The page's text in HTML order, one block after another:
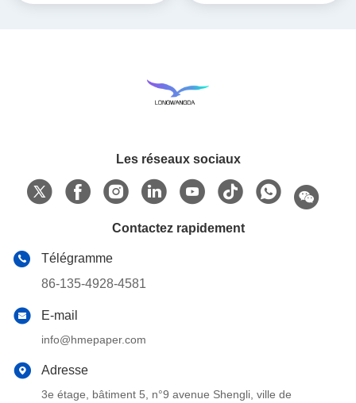
Les réseaux sociaux
Contactez rapidement
Télégramme
86-135-4928-4581
E-mail
info@hmepaper.com
Adresse
3e étage, bâtiment 5, n°9 avenue Shengli, ville de